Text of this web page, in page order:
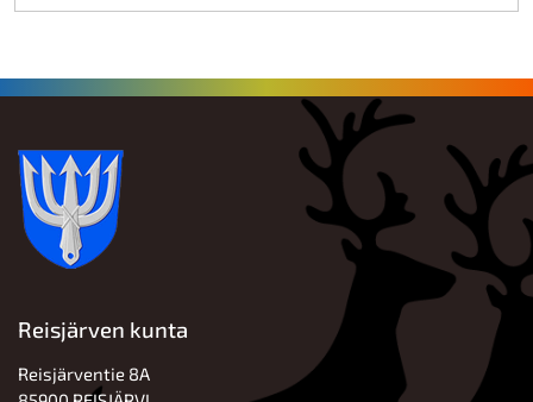
Reisjärven kunta
Reisjärventie 8A